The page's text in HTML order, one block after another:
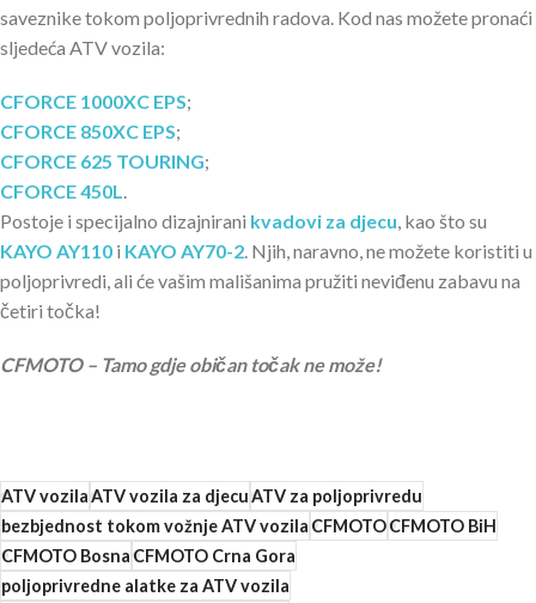
saveznike tokom poljoprivrednih radova. Kod nas možete pronaći
sljedeća ATV vozila:
CFORCE 1000XC EPS;
CFORCE 850XC EPS;
CFORCE 625 TOURING;
CFORCE 450L
Postoje i specijalno dizajnirani kvadovi za djecu , kao što su
KAYO AY110 i KAYO AY70-2 . Njih, naravno, ne možete koristiti u
poljoprivredi, ali će vašim mališanima pružiti neviđenu zabavu na
četiri točka!
CFMOTO – Tamo gdje običan točak ne može!
ATV vozilaATV vozila za djecuATV za poljoprivredu
bezbjednost tokom vožnje ATV vozilaCFMOTOCFMOTO BiH
CFMOTO BosnaCFMOTO Crna Gora
poljoprivredne alatke za ATV vozila